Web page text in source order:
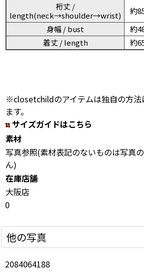
裄丈 /
length(neck→shoulder→wrist)
約
身幅 / bust
約
着丈 / length
約
※closetchildのアイテムは独自の方法
ます。
サイズガイドはこちら
素材
写真参照(素材表記のないものは写真
ん)
在庫店舗
大阪店
0
他の写真
2084064188